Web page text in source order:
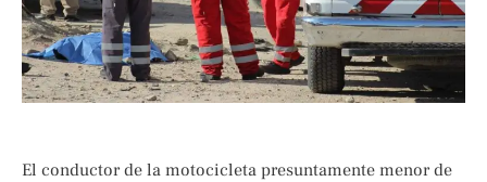
El conductor de la motocicleta presuntamente menor de